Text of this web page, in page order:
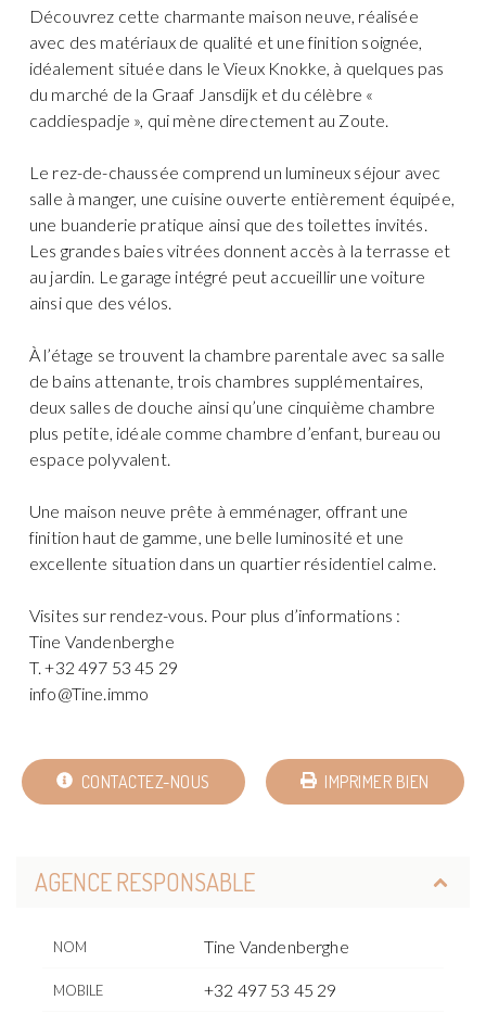
Découvrez cette charmante maison neuve, réalisée
avec des matériaux de qualité et une finition soignée,
idéalement située dans le Vieux Knokke, à quelques pas
du marché de la Graaf Jansdijk et du célèbre «
caddiespadje », qui mène directement au Zoute.
Le rez-de-chaussée comprend un lumineux séjour avec
salle à manger, une cuisine ouverte entièrement équipée,
une buanderie pratique ainsi que des toilettes invités.
Les grandes baies vitrées donnent accès à la terrasse et
au jardin. Le garage intégré peut accueillir une voiture
ainsi que des vélos.
À l’étage se trouvent la chambre parentale avec sa salle
de bains attenante, trois chambres supplémentaires,
deux salles de douche ainsi qu’une cinquième chambre
plus petite, idéale comme chambre d’enfant, bureau ou
espace polyvalent.
Une maison neuve prête à emménager, offrant une
finition haut de gamme, une belle luminosité et une
excellente situation dans un quartier résidentiel calme.
Visites sur rendez-vous. Pour plus d’informations :
Tine Vandenberghe
T. +32 497 53 45 29
info@Tine.immo
CONTACTEZ-NOUS IMPRIMER BIEN
AGENCE RESPONSABLE
NOM Tine Vandenberghe
MOBILE +32 497 53 45 29